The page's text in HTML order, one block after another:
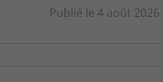
Publié le 4 août 2026